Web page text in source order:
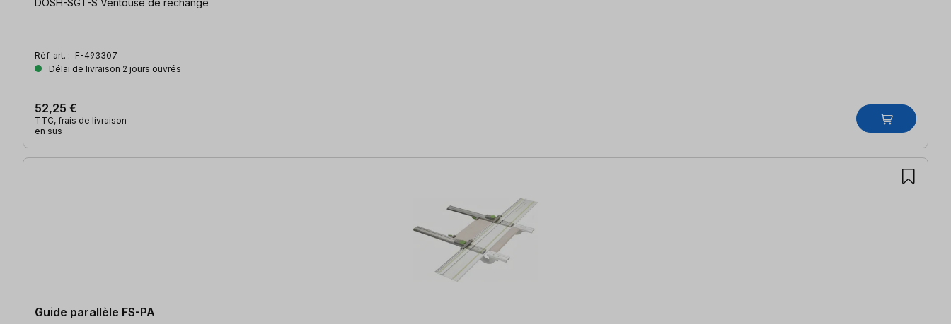
Réf. art. : F-493307
Délai de livraison 2 jours ouvrés
52,25 €
TTC, frais de livraison
en sus
Guide parallèle FS-PA